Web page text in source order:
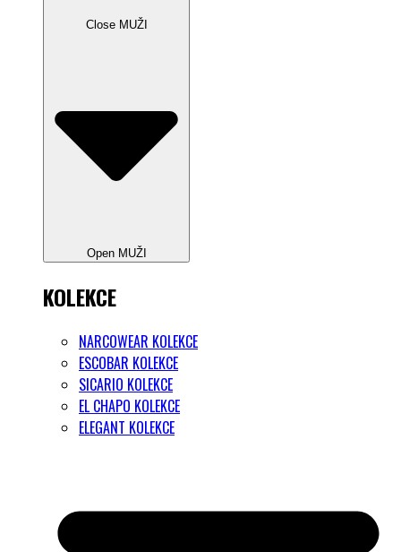
Close MUŽI
Open MUŽI
KOLEKCE
NARCOWEAR KOLEKCE
ESCOBAR KOLEKCE
SICARIO KOLEKCE
EL CHAPO KOLEKCE
ELEGANT KOLEKCE